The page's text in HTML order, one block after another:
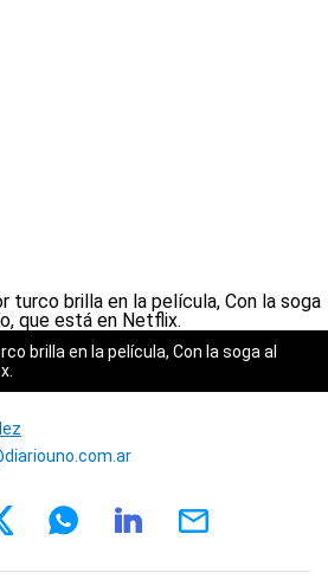
brilla en la película, Con la soga al